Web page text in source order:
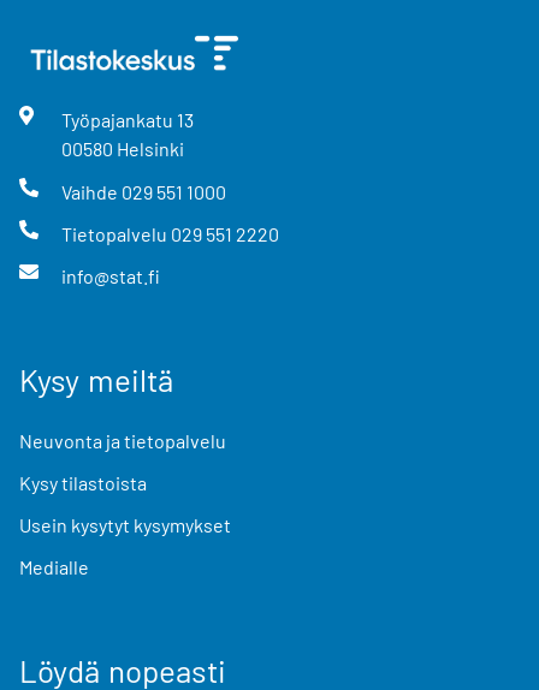
Työpajankatu 13
00580 Helsinki
Vaihde 029 551 1000
Tietopalvelu 029 551 2220
info@stat.fi
Kysy meiltä
Neuvonta ja tietopalvelu
Kysy tilastoista
Usein kysytyt kysymykset
Medialle
Löydä nopeasti